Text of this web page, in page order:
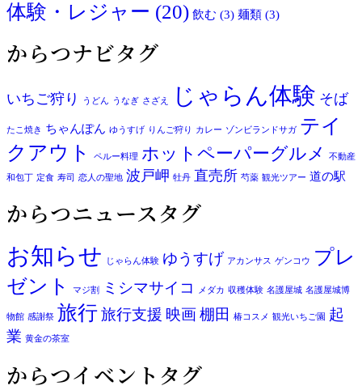
体験・レジャー (20) 飲む (3) 麺類 (3)
からつナビタグ
いちご狩り うどん うなぎ さざえ じゃらん体験 そば
たこ焼き ちゃんぽん ゆうすげ りんご狩り カレー ゾンビランドサガ テイ
クアウト
ペルー料理 ホットペーパーグルメ 不動産
和包丁 定食 寿司 恋人の聖地 波戸岬 牡丹 直売所 芍薬 観光ツアー 道の駅
からつニュースタグ
お知らせ じゃらん体験 ゆうすげ アカンサス ゲンコウ
プレ
ゼント
マジ割 ミシマサイコ メダカ 収穫体験 名護屋城 名護屋城博
物館 感謝祭 旅行旅行支援 映画棚田 椿コスメ 観光いちご園
起
業 黄金の茶室
からつイベントタグ